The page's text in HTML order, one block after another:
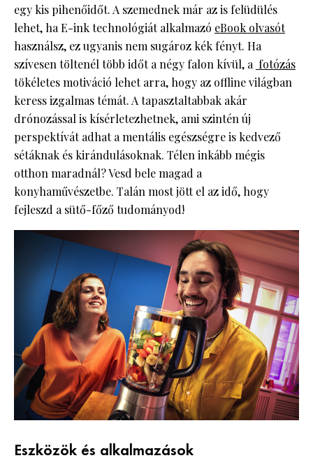
egy kis pihenőidőt. A szemednek már az is felüdülés
lehet, ha E-ink technológiát alkalmazó eBook olvasót
használsz, ez ugyanis nem sugároz kék fényt. Ha
szívesen töltenél több időt a négy falon kívül, a fotózás
tökéletes motiváció lehet arra, hogy az offline világban
keress izgalmas témát. A tapasztaltabbak akár
drónozással is kísérletezhetnek, ami szintén új
perspektívát adhat a mentális egészségre is kedvező
sétáknak és kirándulásoknak. Télen inkább mégis
otthon maradnál? Vesd bele magad a
konyhaművészetbe. Talán most jött el az idő, hogy
fejleszd a sütő-főző tudományod!
Eszközök és alkalmazások